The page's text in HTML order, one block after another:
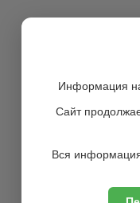
Информация
Сайт
Вся